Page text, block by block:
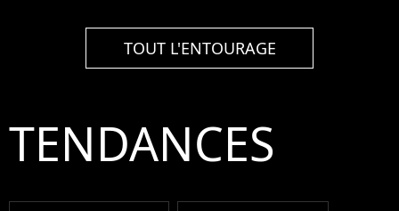
TOUT L'ENTOURAGE
TENDANCES